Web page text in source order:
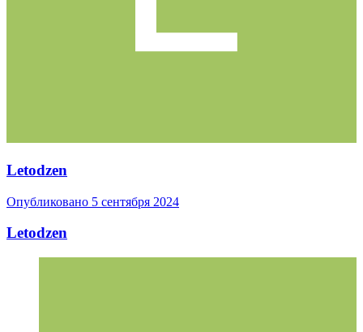
Letodzen
Опубликовано 5 сентября 2024
Letodzen